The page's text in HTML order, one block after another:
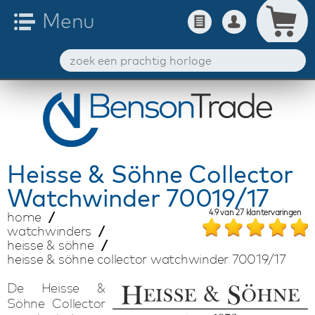
Heisse & Söhne Collector
Watchwinder 70019/17
home
watchwinders
heisse & söhne
heisse & söhne collector watchwinder 70019/17
4.9van27klantervaringen
De Heisse &
Söhne Collector